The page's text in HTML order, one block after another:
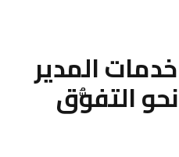
المدير
التفوُّق